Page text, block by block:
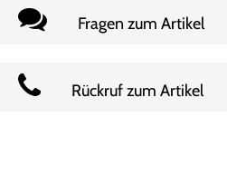
Fragen zum Artikel
Rückruf zum Artikel